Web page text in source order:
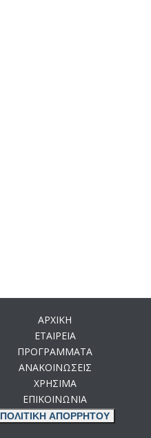
ΑΡΧΙΚΗ
ΕΤΑΙΡΕΙΑ
ΠΡΟΓΡΑΜΜΑΤΑ
ΑΝΑΚΟΙΝΩΣΕΙΣ
ΧΡΗΣΙΜΑ
ΕΠΙΚΟΙΝΩΝΙΑ
ΠΟΛΙΤΙΚΗ ΑΠΟΡΡΗΤΟΥ